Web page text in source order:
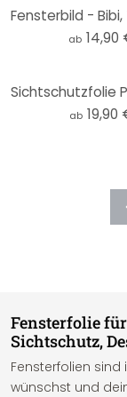
ab 14,90
ab 19,90
Fensterfolie
Sichtschutz,
Fensterfolien
wünschst und